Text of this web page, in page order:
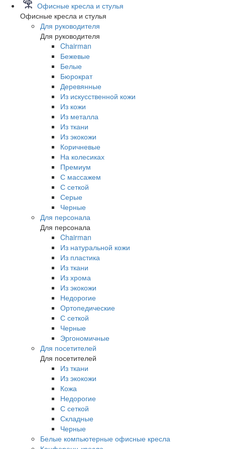
Офисные кресла и стулья
Офисные кресла и стулья
Для руководителя
Для руководителя
Chairman
Бежевые
Белые
Бюрократ
Деревянные
Из искусственной кожи
Из кожи
Из металла
Из ткани
Из экокожи
Коричневые
На колесиках
Премиум
С массажем
С сеткой
Серые
Черные
Для персонала
Для персонала
Chairman
Из натуральной кожи
Из пластика
Из ткани
Из хрома
Из экокожи
Недорогие
Ортопедические
С сеткой
Черные
Эргономичные
Для посетителей
Для посетителей
Из ткани
Из экокожи
Кожа
Недорогие
С сеткой
Складные
Черные
Белые компьютерные офисные кресла